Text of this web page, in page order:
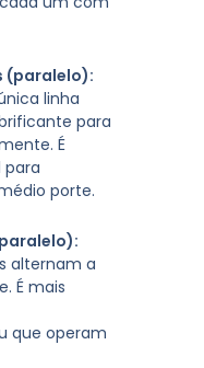
(paralelo):
linha
para
É
para
porte.
alternam a
É mais
que operam